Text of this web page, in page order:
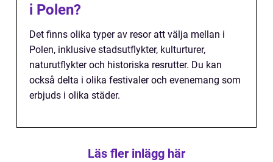
i Polen?
Det finns olika typer av resor att välja mellan i
Polen, inklusive stadsutflykter, kulturturer,
naturutflykter och historiska resrutter. Du kan
också delta i olika festivaler och evenemang som
erbjuds i olika städer.
Läs fler inlägg här